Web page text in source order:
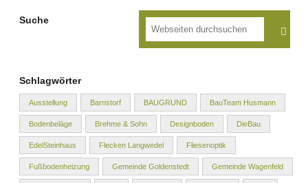
Suche
Schlagwörter
Ausstellung Barnstorf BAUGRUND BauTeam Husmann
Bodenbeläge Brehme & Sohn Designboden DieBau
EdelSteinhaus Flecken Langwedel Fliesenoptik
Fußbodenheizung Gemeinde Goldenstedt Gemeinde Wagenfeld